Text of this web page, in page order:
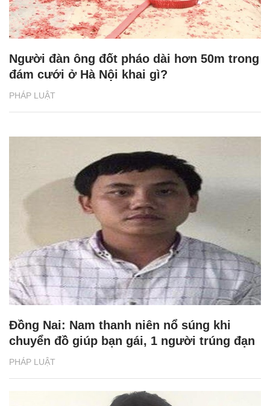
PHÁP LUẬT
Người đàn ông đốt pháo dài hơn 50m trong
đám cưới ở Hà Nội khai gì?
PHÁP LUẬT
Đồng Nai: Nam thanh niên nổ súng khi
chuyển đồ giúp bạn gái, 1 người trúng đạn